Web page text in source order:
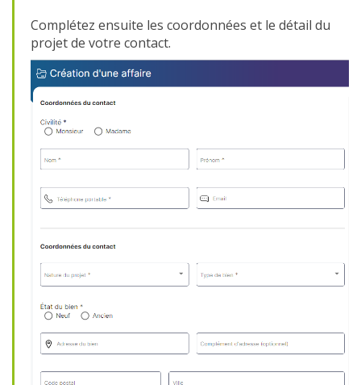
Complétez ensuite les coordonnées et le détail du
projet de votre contact.